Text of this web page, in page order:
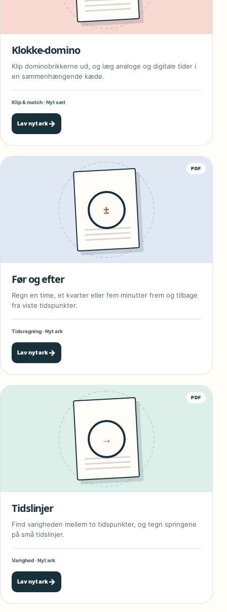
Klokke-domino
Klip dominobrikkerne ud, og læg analoge og digitale tider i
en sammenhængende kæde.
Klip & match · Nyt sæt
Lav nyt ark→
PDF
±
Før og efter
Regn en time, et kvarter eller fem minutter frem og tilbage
fra viste tidspunkter.
Tidsregning · Nyt ark
Lav nyt ark→
PDF
→
Tidslinjer
Find varigheden mellem to tidspunkter, og tegn springene
på små tidslinjer.
Varighed · Nyt ark
Lav nyt ark→